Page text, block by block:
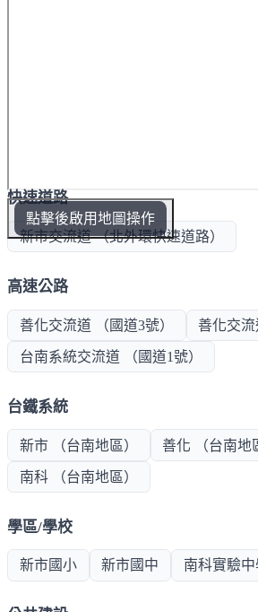
點擊後啟用地圖操作
快速道路
新市交流道 （北外環快速道路）
高速公路
善化交流道 （國道3號） 善化交流
台南系統交流道 （國道1號）
台鐵系統
新市 （台南地區） 善化 （台南地
南科 （台南地區）
學區/學校
新市國小 新市國中 南科實驗中